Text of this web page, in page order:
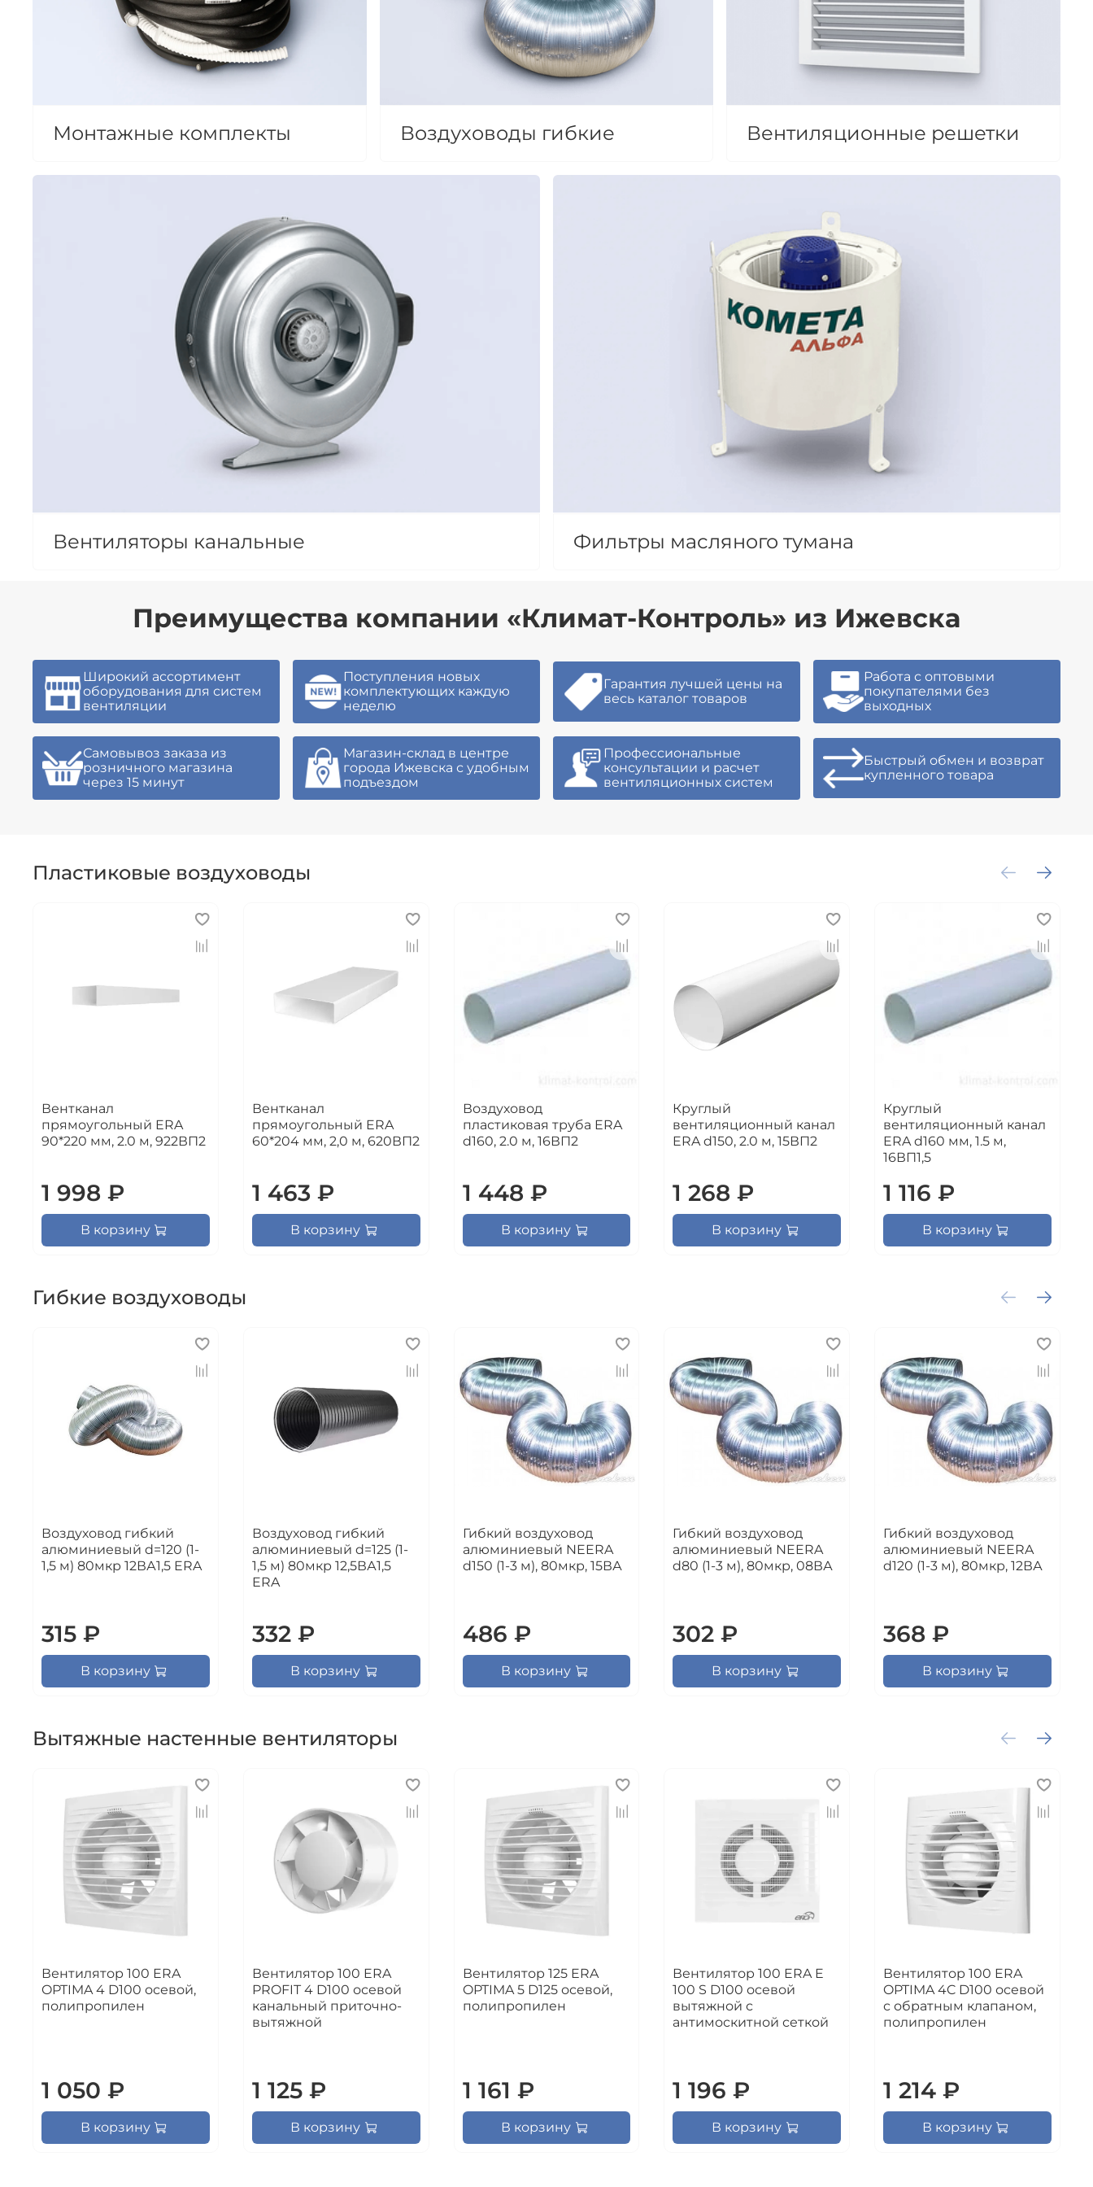
Монтажные комплекты Воздуховоды гибкие Вентиляционные решетки
Вентиляторы канальные Фильтры масляного тумана
Преимущества компании «Климат-Контроль» из Ижевска
Широкий ассортимент
оборудования для систем
вентиляции
Самовывоз заказа из
розничного магазина
через 15 минут
Поступления новых
комплектующих каждую
неделю
Магазин-склад в центре
города Ижевска с удобным
подъездом
Гарантия лучшей цены на
весь каталог товаров
Профессиональные
консультации и расчет
вентиляционных систем
Работа с оптовыми
покупателями без
выходных
Быстрый обмен и возврат
купленного товара
Пластиковые воздуховоды
Вентканал
прямоугольный ERA
90*220 мм, 2.0 м, 922ВП2
1 998 ₽
В корзину
Вентканал
прямоугольный ERA
60*204 мм, 2,0 м, 620ВП2
1 463 ₽
В корзину
Воздуховод
пластиковая труба ERA
d160, 2.0 м, 16ВП2
1 448 ₽
В корзину
Круглый
вентиляционный канал
ERA d150, 2.0 м, 15ВП2
1 268 ₽
В корзину
Круглый
вентиляционный канал
ERA d160 мм, 1.5 м,
16ВП1,5
1 116 ₽
В корзину
Гибкие воздуховоды
Воздуховод гибкий
алюминиевый d=120 (1-
1,5 м) 80мкр 12ВА1,5 ERA
315 ₽
В корзину
Воздуховод гибкий
алюминиевый d=125 (1-
1,5 м) 80мкр 12,5ВА1,5
ERA
332 ₽
В корзину
Гибкий воздуховод
алюминиевый NEERA
d150 (1-3 м), 80мкр, 15ВА
486 ₽
В корзину
Гибкий воздуховод
алюминиевый NEERA
d80 (1-3 м), 80мкр, 08ВА
302 ₽
В корзину
Гибкий воздуховод
алюминиевый NEERA
d120 (1-3 м), 80мкр, 12ВА
368 ₽
В корзину
Вытяжные настенные вентиляторы
Вентилятор 100 ERA
OPTIMA 4 D100 осевой,
полипропилен
1 050 ₽
В корзину
Вентилятор 100 ERA
PROFIT 4 D100 осевой
канальный приточно-
вытяжной
1 125 ₽
В корзину
Вентилятор 125 ERA
OPTIMA 5 D125 осевой,
полипропилен
1 161 ₽
В корзину
Вентилятор 100 ERA E
100 S D100 осевой
вытяжной с
антимоскитной сеткой
1 196 ₽
В корзину
Вентилятор 100 ERA
OPTIMA 4C D100 осевой
с обратным клапаном,
полипропилен
1 214 ₽
В корзину